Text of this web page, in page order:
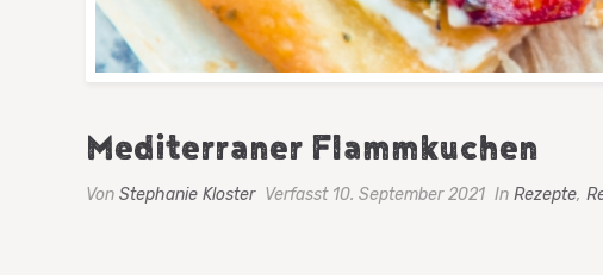
Mediterraner Flammkuchen
Von Stephanie Kloster Verfasst 10. September 2021 In Rezepte,